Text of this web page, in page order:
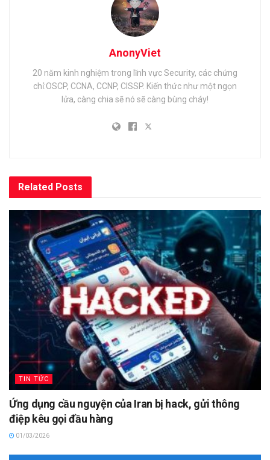
AnonyViet
20 năm kinh nghiệm trong lĩnh vực Security, các chứng
chỉ:OSCP, CCNA, CCNP, CISSP. Kiến thức như một ngọn
lửa, càng chia sẽ nó sẽ càng bùng cháy!
Related Posts
TIN TỨC
Ứng dụng cầu nguyện của Iran bị hack, gửi thông
điệp kêu gọi đầu hàng
01/03/2026